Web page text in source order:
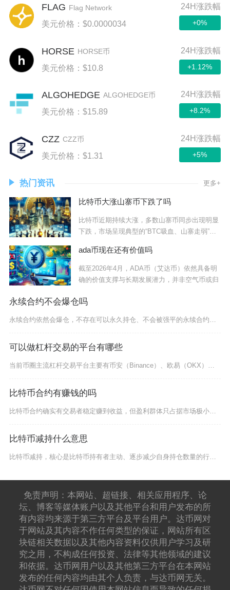
FLAG Flag Network
美元价格：$0.0000034
24H涨跌幅
+0%
HORSE HORSE币
美元价格：$10.8
24H涨跌幅
+1.12%
ALGOHEDGE ALGOHEDGE币
美元价格：$15.89
24H涨跌幅
+8.2%
CZZ CZZ币
美元价格：$1.31
24H涨跌幅
+5%
热门资讯 更多+
比特币大涨山寨币下跌了吗
比特币近期持续大涨，多数山寨币同步出现明显
下跌，市场呈现典型的“BTC吸血、山寨走弱”分
ada币现在还有价值吗
截至2026年4月，ADA币（艾达币）依然具备明
确的价值支撑与长期发展潜力，并非空气币或归
永续合约不会爆仓吗
永续合约依然会爆仓，不存在可以永久持仓、不会被强平的永续合约仓位。很多新手被“永续”两个字
可以做杠杆交易的平台有哪些
当前币圈主流杠杆交易平台主要有币安（Binance）、欧易（OKX）、Bitget、Byb
比特币合约有赚钱的吗
比特币合约确实有交易者稳定赚到收益，但盈利群体只占据市场极小部分，绝大多数普通散户长期参与
比特币减持什么意思
比特币减持，核心是比特币持有者主动、逐步减少自身持仓数量的行为，区别于短期恐慌抛售，多为机
免责声明：本网站、超链接、相关应用程序、论
坛、博客等媒体账户以及其他平台和用户发布的所
有内容均来源于第三方平台及平台用户。达币网对
于网站及其内容不作任何类型的保证，网站所有区
块链相关数据以及其他内容资料仅供用户学习及研
究之用，不构成任何投资、法律等其他领域的建议
和依据。达币网用户以及其他第三方平台在本网站
发布的任何内容均由其个人负责，与达币网无关。